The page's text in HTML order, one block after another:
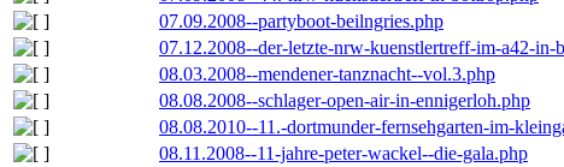
07.09.2008--partyboot-beilngries.php
07.12.2008--der-letzte-nrw-kuenstlertreff-im-a42-in-
08.03.2008--mendener-tanznacht--vol.3.php
08.08.2008--schlager-open-air-in-ennigerloh.php
08.08.2010--11.-dortmunder-fernsehgarten-im-
08.11.2008--11-jahre-peter-wackel--die-gala.php